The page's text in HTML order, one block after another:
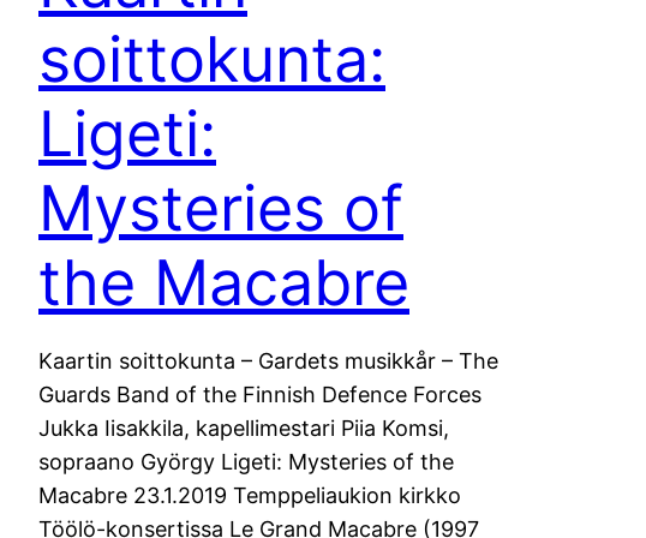
soittokunta:
Ligeti:
Mysteries of
the Macabre
Kaartin soittokunta – Gardets musikkår – The
Guards Band of the Finnish Defence Forces
Jukka Iisakkila, kapellimestari Piia Komsi,
sopraano György Ligeti: Mysteries of the
Macabre 23.1.2019 Temppeliaukion kirkko
Töölö-konsertissa Le Grand Macabre (1997